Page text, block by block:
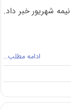
ارشد رشته‌های علوم‌پزشکی ۱۴۰۲ در نیمه شهریور خبر داد.
ادامه مطلب…